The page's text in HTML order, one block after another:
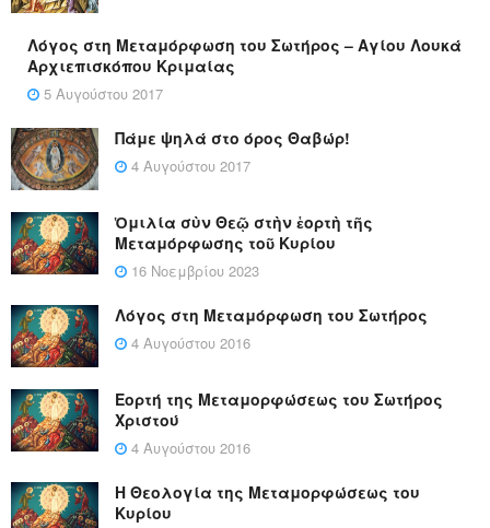
Λόγος στη Μεταμόρφωση του Σωτήρος – Αγίου Λουκά
Αρχιεπισκόπου Κριμαίας
5 Αυγούστου 2017
Πάμε ψηλά στο όρος Θαβώρ!
4 Αυγούστου 2017
Ὁμιλία σὺν Θεῷ στὴν ἑορτὴ τῆς
Μεταμόρφωσης τοῦ Κυρίου
16 Νοεμβρίου 2023
Λόγος στη Μεταμόρφωση του Σωτήρος
4 Αυγούστου 2016
Εορτή της Μεταμορφώσεως του Σωτήρος
Χριστού
4 Αυγούστου 2016
Η Θεολογία της Μεταμορφώσεως του
Κυρίου